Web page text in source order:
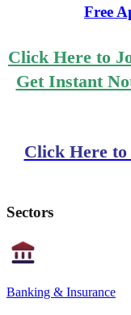
Free
Click Here to
Get Instant
Click Here
Sectors
Banking & Insurance